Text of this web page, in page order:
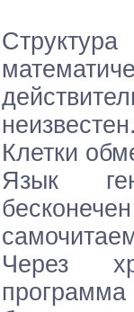
Клетки
Язык
Через